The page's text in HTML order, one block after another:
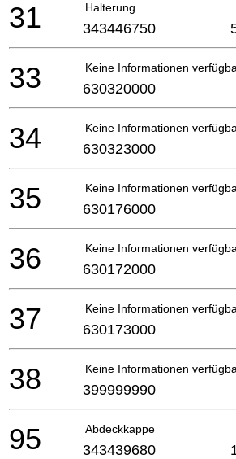
Halterung
31 343446750
Keine Informationen
33 630320000
Keine Informationen
34 630323000
Keine Informationen
35 630176000
Keine Informationen
36 630172000
Keine Informationen
37 630173000
Keine Informationen
38 399999990
Abdeckkappe
95 343439680